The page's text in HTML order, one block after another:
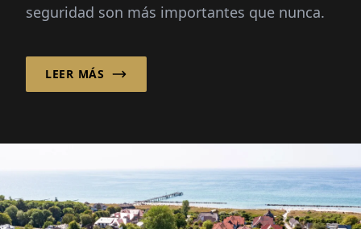
seguridad son más importantes que nunca.
LEER MÁS